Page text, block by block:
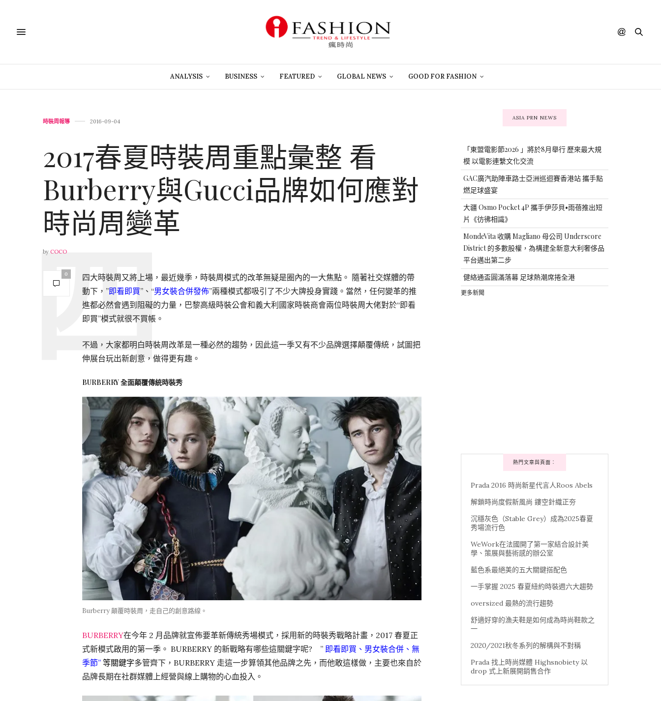
ANALYSIS BUSINESS FEATURED GLOBAL NEWS GOOD FOR FASHION
時裝周報導 2016-09-04
2017春夏時裝周重點彙整 看
Burberry與Gucci品牌如何應對
時尚周變革
by COCO
0
四大時裝周又將上場，最近幾季，時裝周模式的改革無疑是圈內的一大焦點。 隨著社交媒體的帶
動下，”即看即買”、“男女裝合併發佈”兩種模式都吸引了不少大牌投身實踐。當然，任何變革的推
進都必然會遇到阻礙的力量，巴黎高級時裝公會和義大利國家時裝商會兩位時裝周大佬對於“即看
即買”模式就很不買帳。
不過，大家都明白時裝周改革是一種必然的趨勢，因此這一季又有不少品牌選擇顛覆傳統，試圖把
伸展台玩出新創意，做得更有趣。
BURBERRY 全面顛覆傳統時裝秀
Burberry 顛覆時裝周，走自己的創意路線。
BURBERRY在今年 2 月品牌就宣佈要革新傳統秀場模式，採用新的時裝秀戰略計畫，2017 春夏正
式新模式啟用的第一季。 BURBERRY 的新戰略有哪些這關鍵字呢? ” 即看即買、男女裝合併、無
季節” 等關鍵字多管齊下，BURBERRY 走這一步算領其他品牌之先，而他敢這樣做，主要也來自於
品牌長期在社群媒體上經營與線上購物的心血投入。
ASIA PRN NEWS
「東盟電影節2026 」將於8月舉行 歷來最大規
模 以電影連繫文化交流
GAC廣汽助陣車路士亞洲巡迴賽香港站 攜手點
燃足球盛宴
大疆 Osmo Pocket 4P 攜手伊莎貝•雨蓓推出短
片《彷彿相識》
MondeVita 收購 Magliano 母公司 Underscore
District 的多數股權，為構建全新意大利奢侈品
平台邁出第二步
健絡通盃圓滿落幕 足球熱潮席捲全港
更多新聞
熱門文章與頁面︰
Prada 2016 時尚新星代言人Roos Abels
解鎖時尚度假新風尚 鏤空針織正夯
沉穩灰色（Stable Grey）成為2025春夏
秀場流行色
WeWork在法國開了第一家結合設計美
學、策展與藝術感的辦公室
藍色系最絕美的五大關鍵搭配色
一手掌握 2025 春夏紐約時裝週六大趨勢
oversized 最熱的流行趨勢
舒適好穿的漁夫鞋是如何成為時尚鞋款之
一
2020/2021秋冬系列的解構與不對稱
Prada 找上時尚媒體 Highsnobiety 以
drop 式上新展開銷售合作